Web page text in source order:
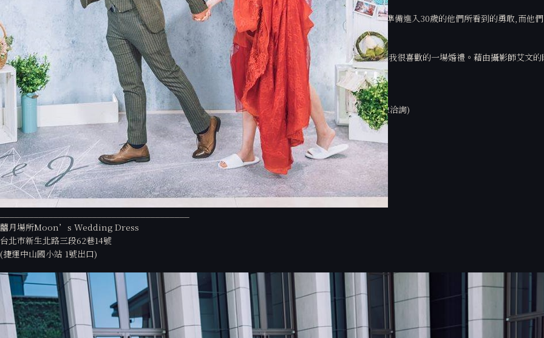
找到了如此契合的人,能夠義無反顧的進入婚姻,不恐懼未知,我想這是需要對彼此完全的信任感,這是我在準備進入30歲的他們所看到的勇敢,而他們
也愛著自己的這個選擇。常聽別人說婚姻是一種衝動,但在仲貽跟子榕身上我看到的是更多的堅定不疑。
這場婚禮我們就像洗溫泉一樣,有浪漫如畫的證婚承諾、有觸發每個人內心的感動、有有趣好玩的活動,是我很喜歡的一場婚禮。藉由攝影師艾文的
睛,我又再次回味這天,與你們分享
+婚企主持: 『囍月場所』 婚禮主持 / 婚禮規劃林月
+平面攝影: 艾文影像 婚禮 / 婚紗/ 艾文 （Ivan Wan）(照片皆為攝影師作品,若喜歡的新人請洽艾文影像洽詢)
+宴客地點: 台北萬豪酒店 Taipei Marriott Hotel
#婚禮主持 #平面攝影 #主持人 #婚禮規劃 #婚禮遊戲
#我要結婚了 #WEDDING #結婚
★線上預約│請洽粉絲頁預約時段
★洽詢專線│0988-108-150
囍月場所Moon’s Wedding Dress
台北市新生北路三段62巷14號
(捷運中山國小站 1號出口)